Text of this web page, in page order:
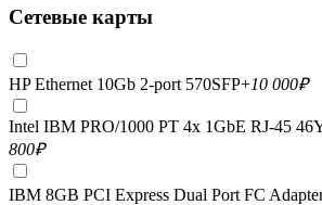
Сетевые карты
HP Ethernet 10Gb 2-port 570SFP+10 000₽
Intel IBM PRO/1000 PT 4x 1GbE RJ-45
800₽
IBM 8GB PCI Express Dual Port FC